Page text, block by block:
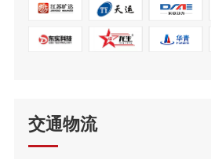
交通物流